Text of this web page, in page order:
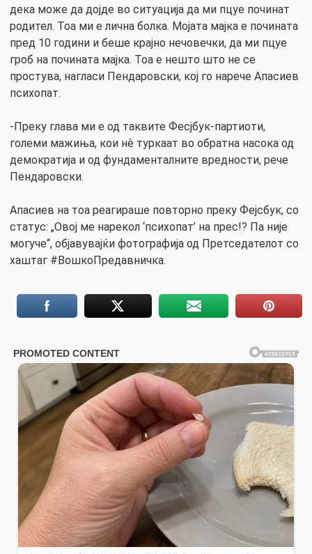
дека може да дојде во ситуација да ми пцуе починат
родител. Тоа ми е лична болка. Мојата мајка е почината
пред 10 години и беше крајно нечовечки, да ми пцуе
гроб на почината мајка. Тоа е нешто што не се
простува, нагласи Пендаровски, кој го нарече Апасиев
психопат.
-Преку глава ми е од таквите Фесјбук-партиоти,
големи мажиња, кои нè туркаат во обратна насока од
демократија и од фундаменталните вредности, рече
Пендаровски.
Апасиев на тоа реагираше повторно преку Фејсбук, со
статус: „Овој ме нарекол ‘психопат’ на прес!? Па није
могуче“, објавувајќи фотографија од Претседателот со
хаштаг #ВошкоПредавничка.